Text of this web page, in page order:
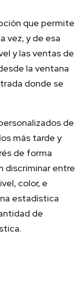
que permite
vez, y de esa
y las ventas de
la ventana
donde se
de
más tarde y
de forma
discriminar entre
color, e
estadística
de